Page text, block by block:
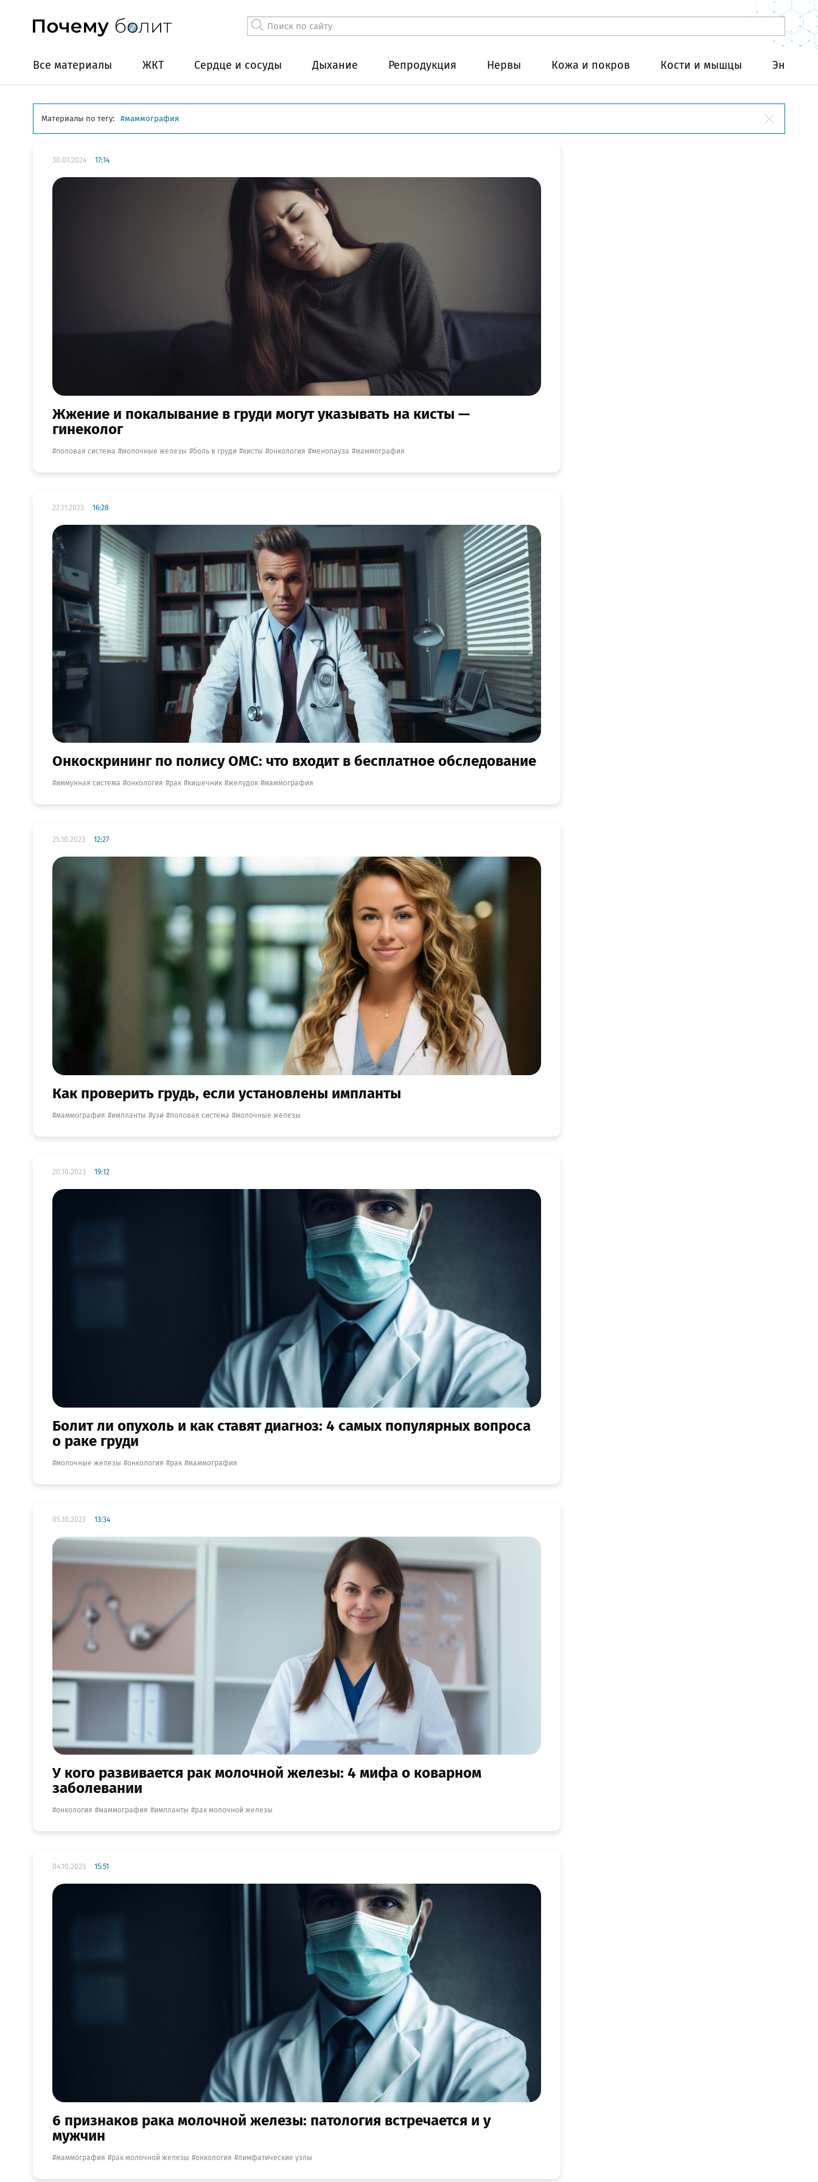
Все материалы ЖКТ Сердце и сосуды Дыхание Репродукция Нервы Кожа и покров Кости и мышцы
Материалы по тегу: маммография
30.01.2024 17:14
Жжение и покалывание в груди могут указывать на кисты —
гинеколог
половая система молочные железы боль в груди кисты онкология менопауза маммография
22.11.2023 16:28
Онкоскрининг по полису ОМС: что входит в бесплатное обследование
иммунная система онкология рак кишечник желудок маммография
25.10.2023 12:27
Как проверить грудь, если установлены импланты
маммография импланты узи половая система молочные железы
20.10.2023 19:12
Болит ли опухоль и как ставят диагноз: 4 самых популярных вопроса
о раке груди
молочные железы онкология рак маммография
05.10.2023 13:34
У кого развивается рак молочной железы: 4 мифа о коварном
заболевании
онкология маммография импланты рак молочной железы
04.10.2023 15:51
6 признаков рака молочной железы: патология встречается и у
мужчин
маммография рак молочной железы онкология лимфатические узлы